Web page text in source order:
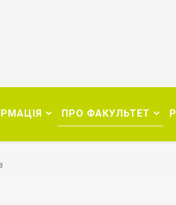
ПРО ФАКУЛЬТЕТ